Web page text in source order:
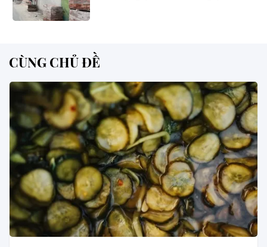
CÙNG CHỦ ĐỀ